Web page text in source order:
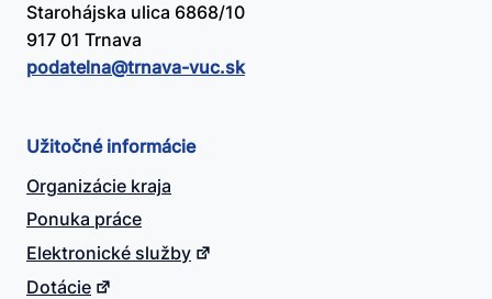
Starohájska ulica 6868/10
917 01 Trnava
podatelna@​trnava-vuc.sk
Užitočné informácie
Organizácie kraja
Ponuka práce
Elektronické služby
Dotácie